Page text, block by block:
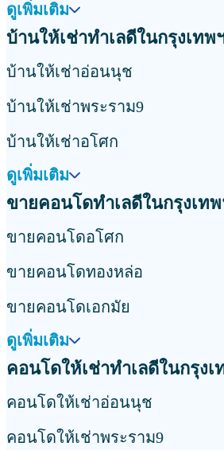
ดูเพิ่มเติม
บ้านให้เช่าทำเลดีในกรุงเทพ
บ้านให้เช่าอ่อนนุช
บ้านให้เช่าพระราม9
บ้านให้เช่าอโศก
ดูเพิ่มเติม
ขายคอนโดทำเลดีในกรุงเท
ขายคอนโดอโศก
ขายคอนโดทองหล่อ
ขายคอนโดเอกมัย
ดูเพิ่มเติม
คอนโดให้เช่าทำเลดีในกรุงเ
คอนโดให้เช่าอ่อนนุช
คอนโดให้เช่าพระราม9